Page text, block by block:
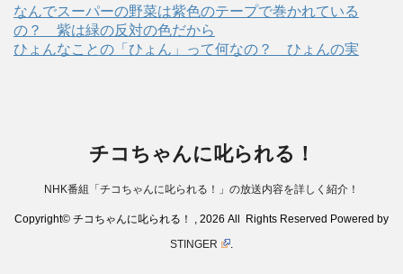
なんでスーパーの野菜は紫色のテープで巻かれている
の？ 紫は緑の反対の色だから
ひょんなことの「ひょん」って何なの？ ひょんの実
チコちゃんに叱られる！
NHK番組「チコちゃんに叱られる！」の放送内容を詳しく紹介！
Copyright© チコちゃんに叱られる！ , 2026 All Rights Reserved Powered by
STINGER
.